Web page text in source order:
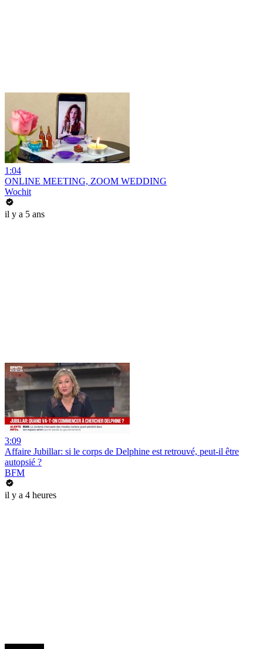
1:04
ONLINE MEETING, ZOOM WEDDING
Wochit
il y a 5 ans
3:09
Affaire Jubillar: si le corps de Delphine est retrouvé, peut-il être
autopsié ?
BFM
il y a 4 heures